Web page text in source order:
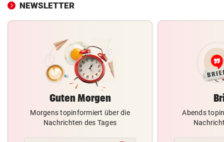
NEWSLETTER
Guten Morgen
Morgens topinformiert über die
Nachrichten des Tages
Abends